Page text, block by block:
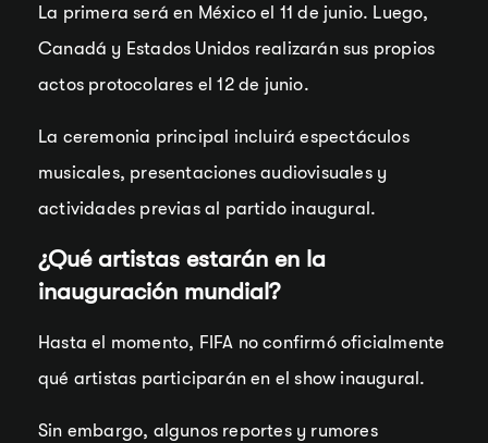
La primera será en México el 11 de junio. Luego,
Canadá y Estados Unidos realizarán sus propios
actos protocolares el 12 de junio.
La ceremonia principal incluirá espectáculos
musicales, presentaciones audiovisuales y
actividades previas al partido inaugural.
¿Qué artistas estarán en la
inauguración mundial?
Hasta el momento, FIFA no confirmó oficialmente
qué artistas participarán en el show inaugural.
Sin embargo, algunos reportes y rumores